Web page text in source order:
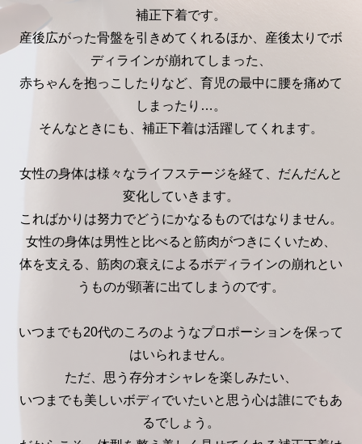
補正下着です。
産後広がった骨盤を引きめてくれるほか、産後太りでボ
ディラインが崩れてしまった、
赤ちゃんを抱っこしたりなど、育児の最中に腰を痛めて
しまったり…。
そんなときにも、補正下着は活躍してくれます。
女性の身体は様々なライフステージを経て、だんだんと
変化していきます。
こればかりは努力でどうにかなるものではなりません。
女性の身体は男性と比べると筋肉がつきにくいため、
体を支える、筋肉の衰えによるボディラインの崩れとい
うものが顕著に出てしまうのです。
いつまでも20代のころのようなプロポーションを保って
はいられません。
ただ、思う存分オシャレを楽しみたい、
いつまでも美しいボディでいたいと思う心は誰にでもあ
るでしょう。